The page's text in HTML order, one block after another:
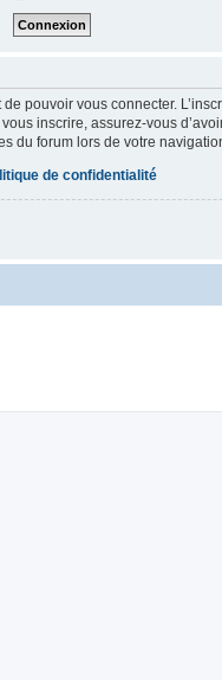
pouvoir vous connecter.
inscrire, assurez-vous
du forum lors de votre
de confidentialité